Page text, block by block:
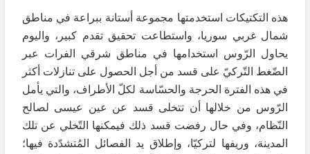
هذه التكتيكات استخدمتها مجموعة أستانة ببراعة في مناطق
شمال غربي سوريا، واستطاعت تحقيق تقدم كبير، واليوم
يحاول الرّوس استخدامها في مناطق شرقي الفرات عبر
الضّغط التّركيّ على قسد من أجل الحصول على تنازلات أكثر
في هذه الفترة الحرجة والحسّاسة لكلّ الأطراف، والتي يأمل
الرّوس من خلالها أن تتخلى قسد عن عين عيسى لصالح
النّظام، وفي حال رفضت قسد ذلك فيمكنها التّخلي عن تلك
المدينة، وريفها لتركيّا، وإطلاق يد الفصائل المُتشدّدة فيها؛